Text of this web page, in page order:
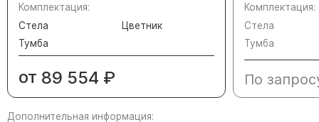
Памятники красно-черные
Памятники коричневые
Памятники зеленые
Памятники из Дымовского гранита
Комплектация:
Стела
Тумба
Цветник
от 89 554 ₽
Комплектация:
Стела
Тумба
По
Дополнительная информация: